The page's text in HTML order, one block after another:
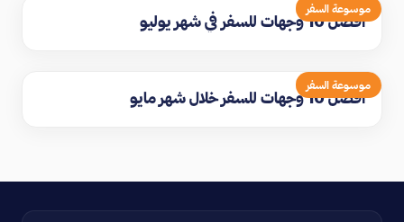
موسوعة السفر
افضل 10 وجهات للسفر في شهر يوليو
موسوعة السفر
افضل 10 وجهات للسفر خلال شهر مايو